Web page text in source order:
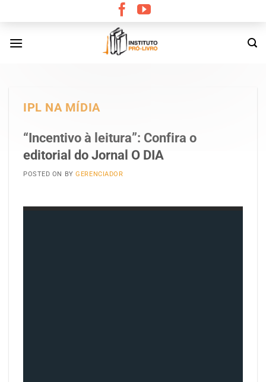
content
IPL NA MÍDIA
“Incentivo à leitura”: Confira o
editorial do Jornal O DIA
POSTED ON BYGERENCIADOR